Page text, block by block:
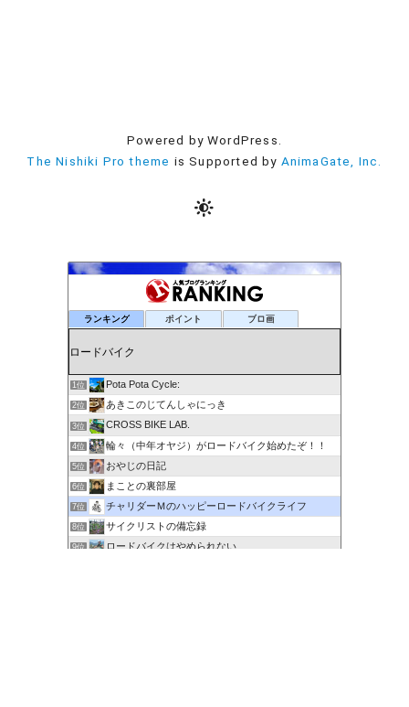
Powered by WordPress.
The Nishiki Pro theme is Supported by AnimaGate, Inc.
ランキング ポイント ブロ画
1位 Pota Pota Cycle:
2位 あきこのじてんしゃにっき
3位 CROSS BIKE LAB.
4位 輪々（中年オヤジ）がロードバイク始めたぞ！！
5位 おやじの日記
6位 まことの裏部屋
7位 チャリダーＭのハッピーロードバイクライフ
8位 サイクリストの備忘録
9位 ロードバイクはやめられない